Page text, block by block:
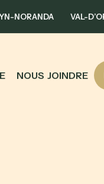
NORANDA VAL-
NOUS JOINDRE